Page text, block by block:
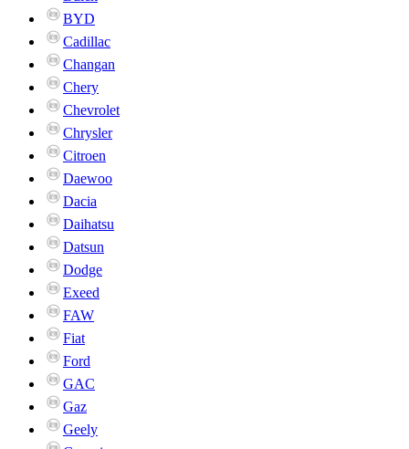
BYD
Cadillac
Changan
Chery
Chevrolet
Chrysler
Citroen
Daewoo
Dacia
Daihatsu
Datsun
Dodge
Exeed
FAW
Fiat
Ford
GAC
Gaz
Geely